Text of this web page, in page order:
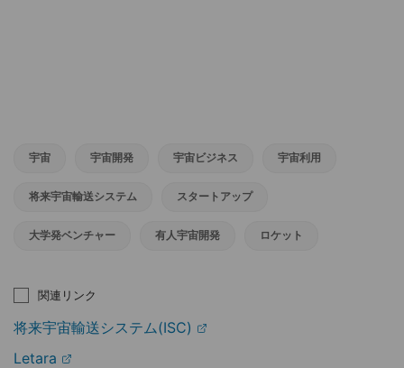
宇宙 宇宙開発 宇宙ビジネス 宇宙利用
将来宇宙輸送システム スタートアップ
大学発ベンチャー 有人宇宙開発 ロケット
関連リンク
将来宇宙輸送システム(ISC)
Letara